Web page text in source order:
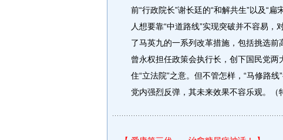
前“行政院长”谢长廷的“和解共生”以及“
人想要靠“中道路线”实现突破并不容易
了马英九的一系列改革措施，包括挑选
曾永权担任政策会执行长，创下国民党两
住“立法院”之意。但不管怎样，“马修路
党内强烈反弹，其未来效果不容乐观。（